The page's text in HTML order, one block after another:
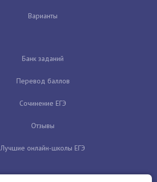
Варианты
Банк заданий
Перевод баллов
Сочинение ЕГЭ
Отзывы
Лучшие онлайн-школы ЕГЭ